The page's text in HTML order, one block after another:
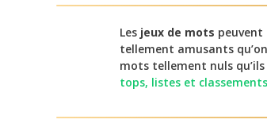
Les jeux de mots
tellement amusants
mots tellement nuls
tops, listes et